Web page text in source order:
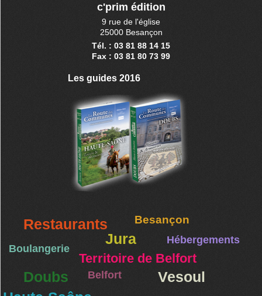
c'prim édition
9 rue de l'église
25000 Besançon
Tél. : 03 81 88 14 15
Fax : 03 81 80 73 99
Les guides 2016
Restaurants Besançon
Jura Hébergements
Boulangerie
Territoire de Belfort
Doubs Belfort
Vesoul